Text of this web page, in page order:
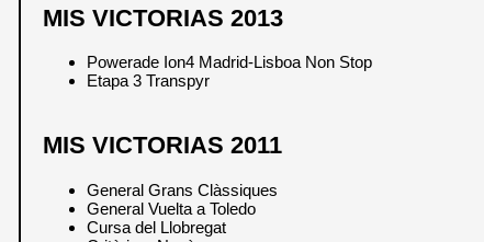
MIS VICTORIAS 2013
Powerade Ion4 Madrid-Lisboa Non Stop
Etapa 3 Transpyr
MIS VICTORIAS 2011
General Grans Clàssiques
General Vuelta a Toledo
Cursa del Llobregat